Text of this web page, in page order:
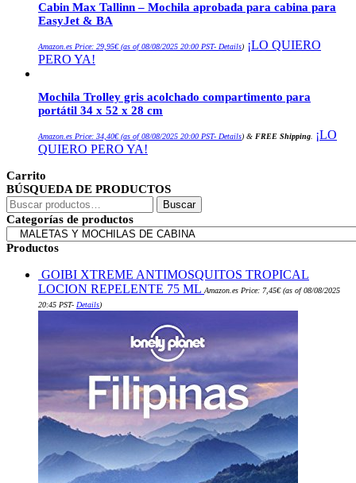
Cabin Max Tallinn – Mochila aprobada para cabina para
EasyJet & BA
Amazon.es Price: 29,95€(as of 08/08/2025 20:00 PST- Details) ¡LO QUIERO
PERO YA!
Mochila Trolley gris acolchado compartimento para
portátil 34 x 52 x 28 cm
Amazon.es Price: 34,40€(as of 08/08/2025 20:00 PST- Details) & FREE Shipping
¡LO
QUIERO PERO YA!
Carrito
BÚSQUEDA DE PRODUCTOS
Buscar
por:
Buscar
Categorías de productos
Productos
GOIBI XTREME ANTIMOSQUITOS TROPICAL
LOCION REPELENTE 75 ML Amazon.es Price: 7,45€(as of 08/08/2025
20:45 PST- Details)